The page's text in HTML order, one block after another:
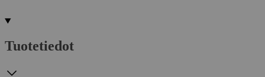
Tuotetiedot